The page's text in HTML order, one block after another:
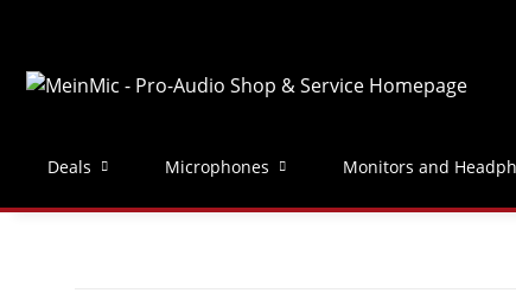
Deals Microphones Monitors and